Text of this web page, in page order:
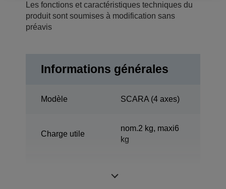
Les fonctions et caractéristiques techniques du
produit sont soumises à modification sans
préavis
Informations générales
Modèle SCARA (4 axes)
Charge utile
nom.2 kg, maxi6
kg